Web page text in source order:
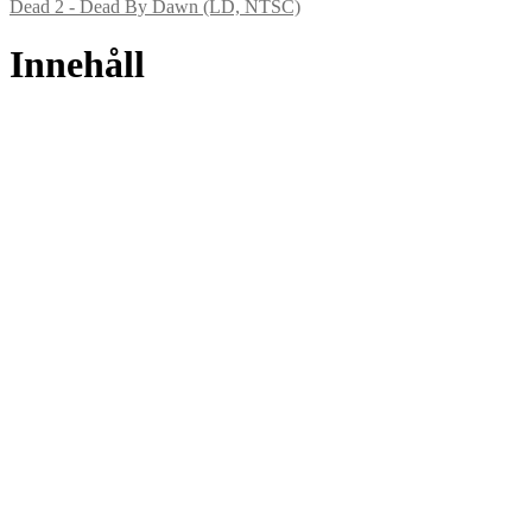
Dead 2 - Dead By Dawn (LD, NTSC)
Innehåll